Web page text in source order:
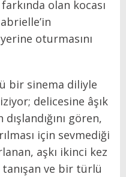
olan kocası
oturmasını
bir sinema diliyle
delicesine âşık
gören,
için sevmediği
aşkı ikinci kez
ve bir türlü